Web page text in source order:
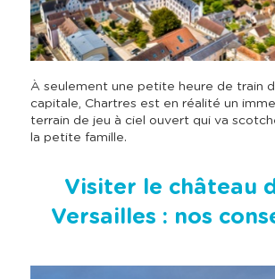
À seulement une petite heure de train
capitale, Chartres est en réalité un
terrain de jeu à ciel ouvert qui va
la petite famille.
Visiter le château
Versailles : nos